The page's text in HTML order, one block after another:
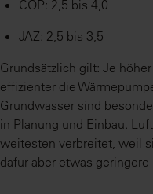
COP: 2,5 bis 4,0
JAZ: 2,5 bis 3,5
Grundsätzlich gilt: Je
effizienter die
Grundwasser sind
in Planung und Einbau.
weitesten verbreitet, weil
dafür aber etwas